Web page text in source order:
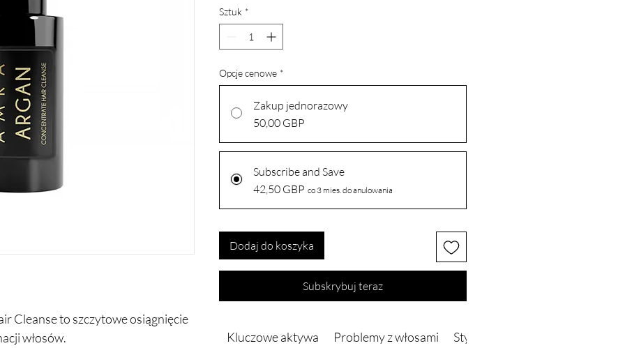
Cleanse to szczytowe osiągnięcie
włosów.
Sztuk *
Opcje cenowe *
Zakup jednorazowy
50,00 GBP
Subscribe and Save
42,50 GBP co 3 mies. do anulowania
Dodaj do koszyka
Subskrybuj teraz
Kluczowe aktywa Problemy z włosami Styl życia